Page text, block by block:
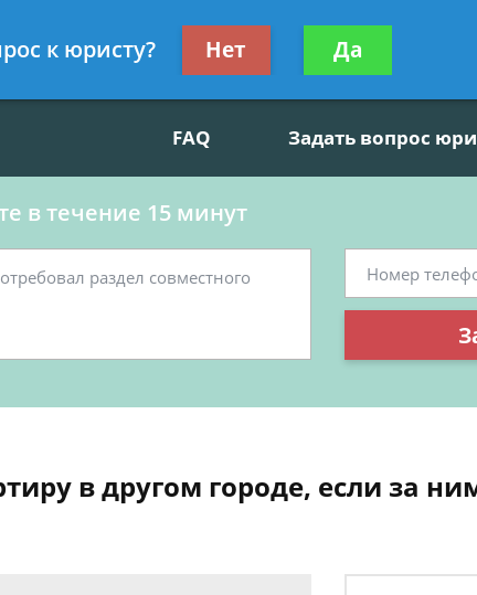
вопросы
Получите консультацию
бесплатно
FAQ Задать вопрос
в течение 15 минут
в другом городе, если за
к юристу? Нет Да